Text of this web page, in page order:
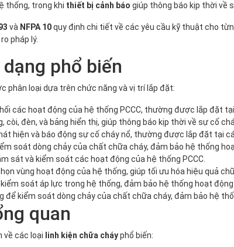
thống, trong khi thiết bị cảnh báo giúp thông báo kịp thời về
và NFPA 10quy định chi tiết về các yêu cầu kỹ thuật cho
pháp lý.
phổ biến
phân loại dựa trên chức năng và vị trí lắp đặt:
các hoạt động của hệ thống PCCC, thường được lắp đặt
còi, đèn, và bảng hiển thị, giúp thông báo kịp thời về sự cố
hiện và báo động sự cố cháy nổ, thường được lắp đặt tại
soát dòng chảy của chất chữa cháy, đảm bảo hệ thống
sát và kiểm soát các hoạt động của hệ thống PCCC.
vùng hoạt động của hệ thống, giúp tối ưu hóa hiệu quả
soát áp lực trong hệ thống, đảm bảo hệ thống hoạt động
để kiểm soát dòng chảy của chất chữa cháy, đảm bảo hệ
quan
về các loại linh kiện chữa cháyphổ biến: